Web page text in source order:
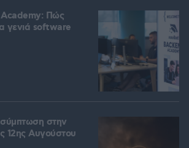
Πώς
γενιά software
σύμπτωση στην
12ης Αυγούστου